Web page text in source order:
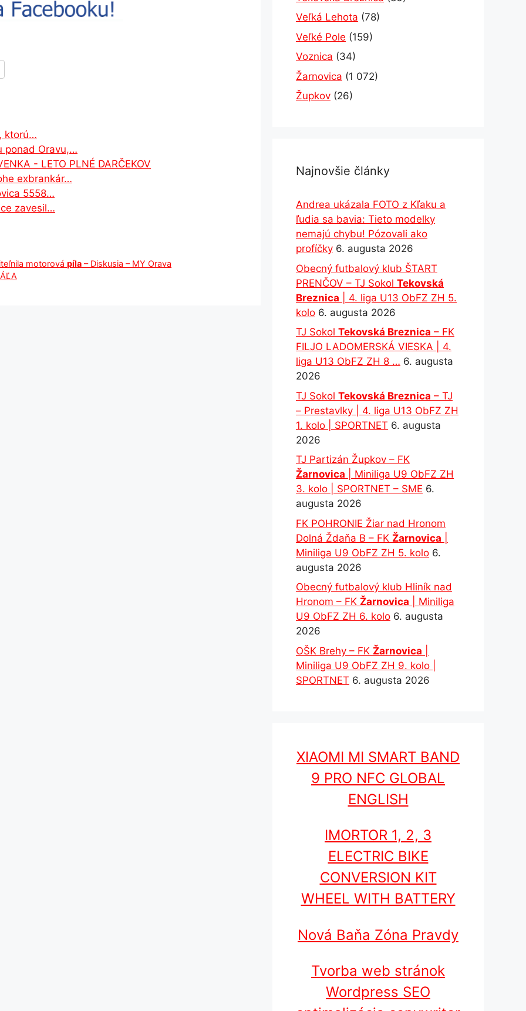
ktorú…
ponad Oravu,…
- LETO PLNÉ DARČEKOV
exbrankár…
5558…
zavesil…
motorovápíla – Diskusia – MY Orava
Veľká Lehota (78)
Veľké Pole (159)
Voznica (34)
Žarnovica (1 072)
Župkov (26)
Najnovšie články
Andrea ukázala FOTO z Kľaku a
ľudia sa bavia: Tieto modelky
nemajú chybu! Pózovali ako
profíčky 6. augusta 2026
Obecný futbalový klub ŠTART
PRENČOV – TJ Sokol Tekovská
Breznica | 4. liga U13 ObFZ ZH 5.
kolo 6. augusta 2026
TJ Sokol Tekovská Breznica – FK
FILJO LADOMERSKÁ VIESKA | 4.
liga U13 ObFZ ZH 8 … 6. augusta
2026
TJ Sokol Tekovská Breznica – TJ
– Prestavlky | 4. liga U13 ObFZ ZH
1. kolo | SPORTNET 6. augusta
2026
TJ Partizán Župkov – FK
Žarnovica | Miniliga U9 ObFZ ZH
3. kolo | SPORTNET – SME 6.
augusta 2026
FK POHRONIE Žiar nad Hronom
Dolná Ždaňa B – FK Žarnovica
Miniliga U9 ObFZ ZH 5. kolo 6.
augusta 2026
Obecný futbalový klub Hliník nad
Hronom – FK Žarnovica | Miniliga
U9 ObFZ ZH 6. kolo 6. augusta
2026
OŠK Brehy – FK Žarnovica
Miniliga U9 ObFZ ZH 9. kolo |
SPORTNET 6. augusta 2026
XIAOMI MI SMART BAND
9 PRO NFC GLOBAL
ENGLISH
IMORTOR 1, 2, 3
ELECTRIC BIKE
CONVERSION KIT
WHEEL WITH BATTERY
Nová Baňa Zóna Pravdy
Tvorba web stránok
Wordpress SEO